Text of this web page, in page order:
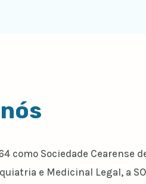
como Sociedade Cearense
e Medicinal Legal, a